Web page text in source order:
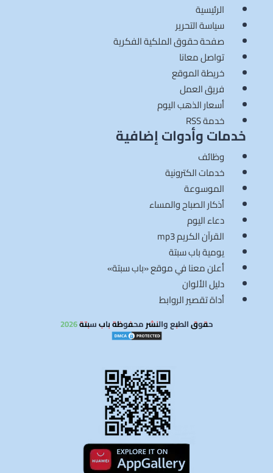
الرئيسية
سياسة التحرير
صفحة حقوق الملكية الفكرية
تواصل معانا
خريطة الموقع
فريق العمل
أسعار الذهب اليوم
خدمة RSS
خدمات وأدوات إضافية
وظائف
خدمات الكترونية
الموسوعة
أذكار الصباح والمساء
دعاء اليوم
القرآن الكريم mp3
يومية باب سبتة
أعلن معنا في موقع «باب سبتة»
دليل الألوان
أداة تقصير الروابط
حقوق الطبع والنشر محفوظة باب سبتة 2026